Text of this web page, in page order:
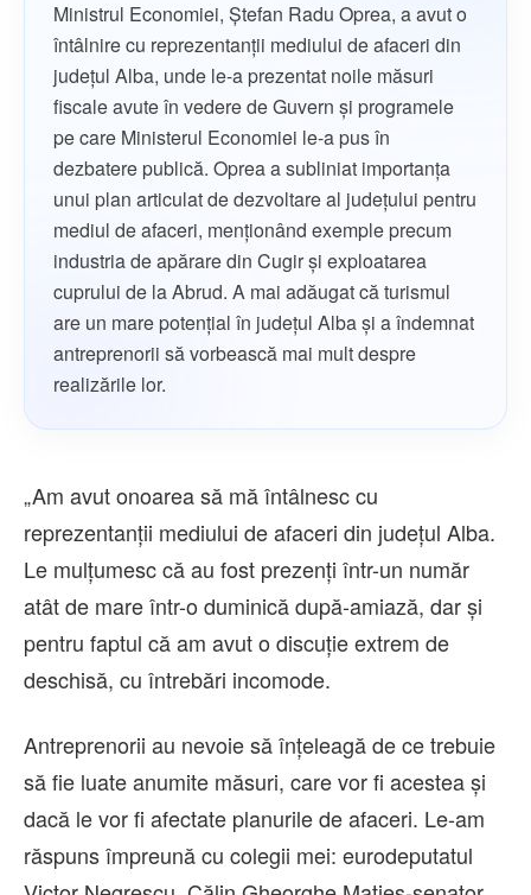
Ministrul Economiei, Ştefan Radu Oprea, a avut o
întâlnire cu reprezentanții mediului de afaceri din
județul Alba, unde le-a prezentat noile măsuri
fiscale avute în vedere de Guvern și programele
pe care Ministerul Economiei le-a pus în
dezbatere publică. Oprea a subliniat importanța
unui plan articulat de dezvoltare al județului pentru
mediul de afaceri, menționând exemple precum
industria de apărare din Cugir și exploatarea
cuprului de la Abrud. A mai adăugat că turismul
are un mare potențial în județul Alba și a îndemnat
antreprenorii să vorbească mai mult despre
realizările lor.
„Am avut onoarea să mă întâlnesc cu
reprezentanţii mediului de afaceri din judeţul Alba.
Le mulţumesc că au fost prezenţi într-un număr
atât de mare într-o duminică după-amiază, dar şi
pentru faptul că am avut o discuţie extrem de
deschisă, cu întrebări incomode.
Antreprenorii au nevoie să înţeleagă de ce trebuie
să fie luate anumite măsuri, care vor fi acestea şi
dacă le vor fi afectate planurile de afaceri. Le-am
răspuns împreună cu colegii mei: eurodeputatul